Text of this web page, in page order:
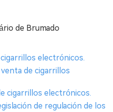
de Brumado
electrónicos.
de cigarrillos
cigarrillos electrónicos.
de regulación de los